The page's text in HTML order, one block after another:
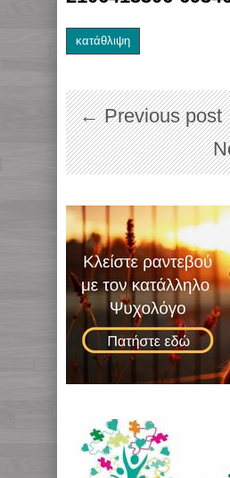
κατάθλιψη
← Previous post